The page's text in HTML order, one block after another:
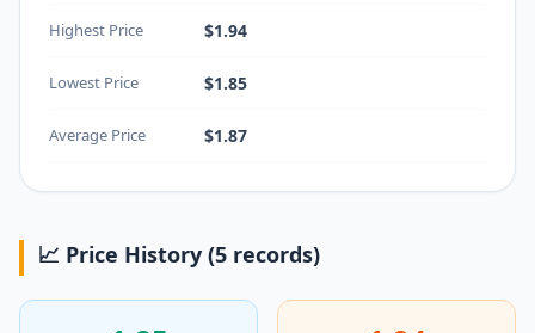
Highest Price $1.94
Lowest Price $1.85
Average Price $1.87
📈 Price History (5 records)